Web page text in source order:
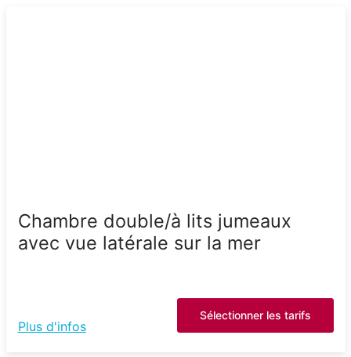
Chambre double/à lits jumeaux
avec vue latérale sur la mer
Plus d'infos
Sélectionner les tarifs